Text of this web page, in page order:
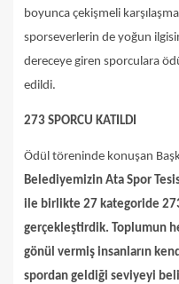
boyunca çekişmeli
sporseverlerin de yoğun
dereceye giren sporculara
edildi.
273 SPORCU KATILDI
Ödül töreninde konuşan
Belediyemizin Ata Spor
ile birlikte 27 kategoride
gerçekleştirdik. Toplumun
gönül vermiş insanların
spordan geldiği seviyeyi